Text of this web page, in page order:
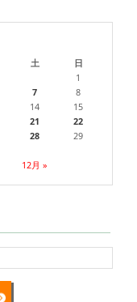
土 日
12月 »
1
7
8
14
15
21
22
28
29